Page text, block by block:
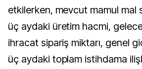
etkilerken, mevcut mamul mal
üç aydaki üretim hacmi,
ihracat sipariş miktarı, genel
üç aydaki toplam istihdama